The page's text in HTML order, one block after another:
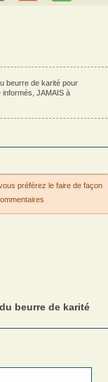
beurre de karité pour
informés, JAMAIS à
préférez le faire de façon
beurre de karité